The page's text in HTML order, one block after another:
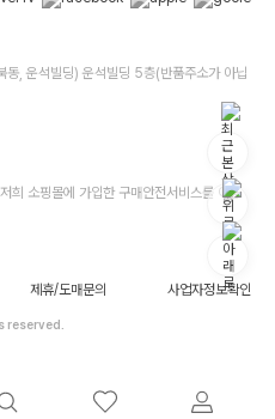
, 운석빌딩) 운석빌딩 5층(반품주소가 아닙
희 소핑몰에 가입한 구매안전서비스를 이용
제휴/도매문의 사업자정보확인
reserved.